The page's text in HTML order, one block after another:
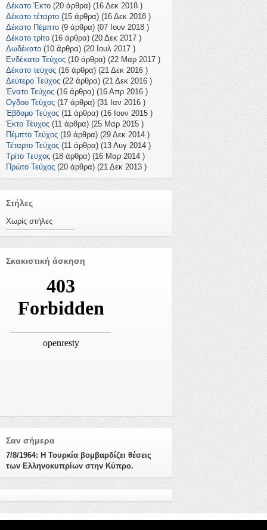
Δέκατο Έκτο (20 άρθρα) (16 Δεκ 2018 )
Δέκατο τέταρτο (15 άρθρα) (16 Δεκ 2018 )
Δέκατο Πέμπτο (9 άρθρα) (07 Ιουν 2018 )
Δέκατο τρίτο (16 άρθρα) (20 Δεκ 2017 )
Δωδέκατο (10 άρθρα) (20 Ιουλ 2017 )
Ενδέκατο Τεύχος (10 άρθρα) (22 Μαρ 2017 )
Δέκατο τεύχος (16 άρθρα) (21 Δεκ 2016 )
Δεύτερο Τεύχος (22 άρθρα) (21 Δεκ 2016 )
Ένατο Τεύχος (16 άρθρα) (16 Απρ 2016 )
Ογδοο Τεύχος (17 άρθρα) (31 Ιαν 2016 )
Έβδομο Τεύχος (11 άρθρα) (16 Ιουν 2015 )
Έκτο Τέυχος (11 άρθρα) (25 Μαρ 2015 )
Πέμπτο Τεύχος (19 άρθρα) (29 Δεκ 2014 )
Τέταρτο Τεύχος (11 άρθρα) (13 Αυγ 2014 )
Τρίτο Τεύχος (18 άρθρα) (16 Μαρ 2014 )
Πρώτο Τεύχος (20 άρθρα) (21 Δεκ 2013 )
Στήλες
Χωρίς στήλες
Σκακιστική άσκηση
Σαν σήμερα
7/8/1964: Η Τουρκία βομβαρδίζει θέσεις
των Ελληνοκυπρίων στην Κύπρο.